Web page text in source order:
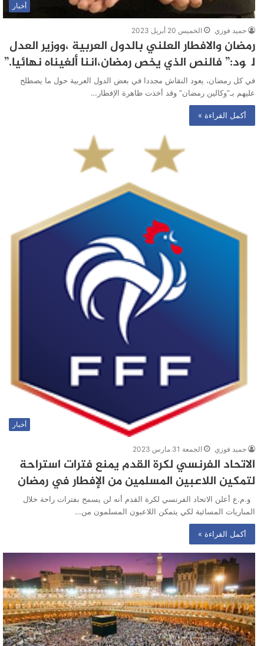
أخبار
حميد فوزي الخميس 20 أبريل 2023
رمضان والافطار العلني بالدول العربية ،ووزير العدل
لگود:” فالنص الذي يخص رمضان،اننا ألغيناه نهائيا.”
في كل رمضان، يعود النقاش مجددا في بعض الدول العربية حول ما يصطلح
عليهم بـ”وكالين رمضان” وقد أخذت ظاهرة الإفطار…
أكمل القراءة »
أخبار
حميد فوزي الجمعة 31 مارس 2023
الاتحاد الفرنسي لكرة القدم يمنع فترات استراحة
لتمكين اللاعبين المسلمين من الإفطار في رمضان
و.م.ع أعلن الاتحاد الفرنسي لكرة القدم أنه لن يسمح بفترات راحة خلال
المباريات المسائية لكي يتمكن اللاعبون المسلمون من…
أكمل القراءة »